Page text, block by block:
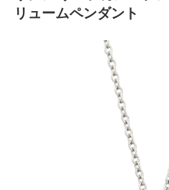
リュームペンダント